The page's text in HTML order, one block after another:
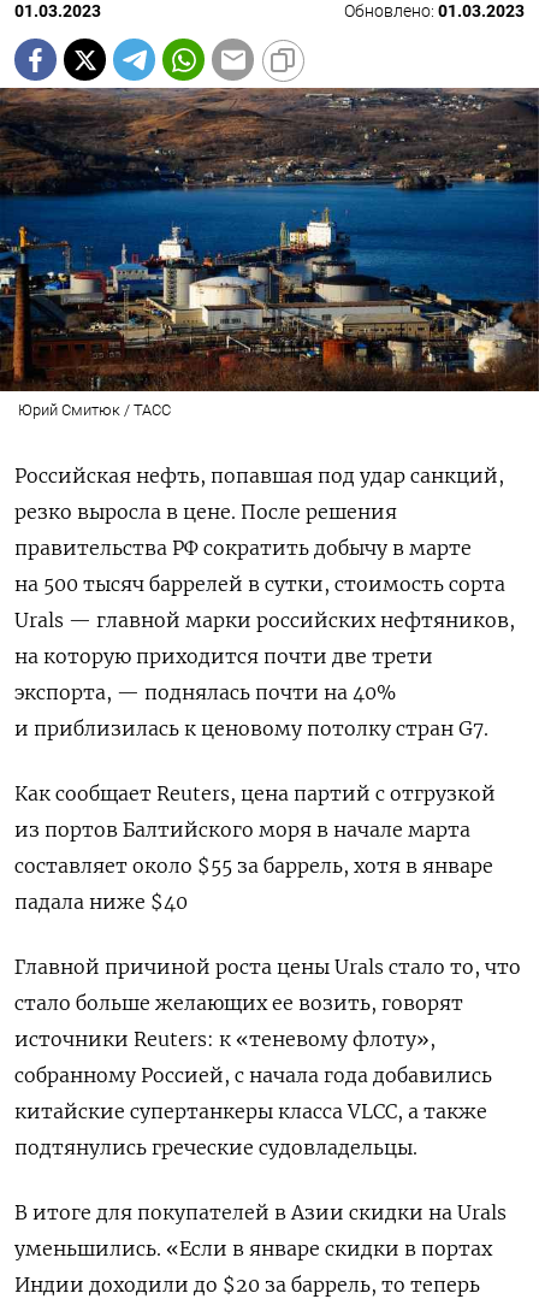
01.03.2023 Обновлено: 01.03.2023
Юрий Смитюк / ТАСС
Российская нефть, попавшая под удар санкций,
резко выросла в цене. После решения
правительства РФ сократить добычу в марте
на 500 тысяч баррелей в сутки, стоимость сорта
Urals — главной марки российских нефтяников,
на которую приходится почти две трети
экспорта, — поднялась почти на 40%
и приблизилась к ценовому потолку стран G7.
Как сообщает Reuters, цена партий с отгрузкой
из портов Балтийского моря в начале марта
составляет около $55 за баррель, хотя в январе
падала ниже $40
Главной причиной роста цены Urals стало то, что
стало больше желающих ее возить, говорят
источники Reuters: к «теневому флоту»,
собранному Россией, с начала года добавились
китайские супертанкеры класса VLСС, а также
подтянулись греческие судовладельцы.
В итоге для покупателей в Азии скидки на Urals
уменьшились. «Если в январе скидки в портах
Индии доходили до $20 за баррель, то теперь